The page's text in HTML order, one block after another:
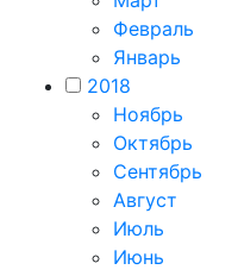
Февраль
Январь
2018
Ноябрь
Октябрь
Сентябрь
Август
Июль
Июнь